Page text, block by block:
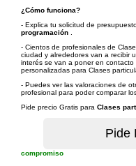
¿Cómo funciona?
- Explica tu solicitud de
programación
- Cientos de profesionales de
ciudad y alrededores van a recibir
interés se van a poner en
personalizadas para Clases
- Puedes ver las valoraciones de
profesional para poder comparar
Pide precio Gratis para Clases
compromiso